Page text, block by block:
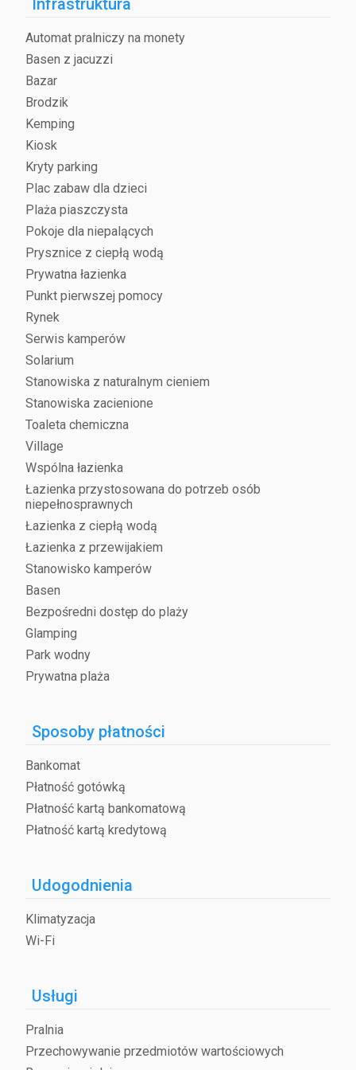
Infrastruktura
Automat pralniczy na monety
Basen z jacuzzi
Bazar
Brodzik
Kemping
Kiosk
Kryty parking
Plac zabaw dla dzieci
Plaża piaszczysta
Pokoje dla niepalących
Prysznice z ciepłą wodą
Prywatna łazienka
Punkt pierwszej pomocy
Rynek
Serwis kamperów
Solarium
Stanowiska z naturalnym cieniem
Stanowiska zacienione
Toaleta chemiczna
Village
Wspólna łazienka
Łazienka przystosowana do potrzeb osób
niepełnosprawnych
Łazienka z ciepłą wodą
Łazienka z przewijakiem
Stanowisko kamperów
Basen
Bezpośredni dostęp do plaży
Glamping
Park wodny
Prywatna plaża
Sposoby płatności
Bankomat
Płatność gotówką
Płatność kartą bankomatową
Płatność kartą kredytową
Udogodnienia
Klimatyzacja
Wi-Fi
Usługi
Pralnia
Przechowywanie przedmiotów wartościowych